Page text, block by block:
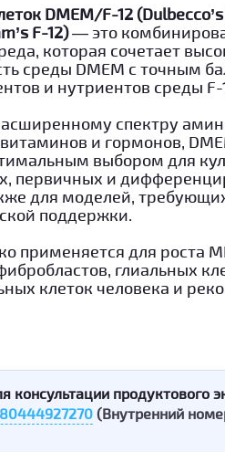
DMEM/F-12
F-12)— это
которая сочетает
среды DMEM с точным
и нутриентов среды F-
спектру
и гормонов,
выбором для
первичных и
для моделей,
поддержки.
применяется для роста
глиальных
клеток человека и
консультации продуктового
(Внутренний